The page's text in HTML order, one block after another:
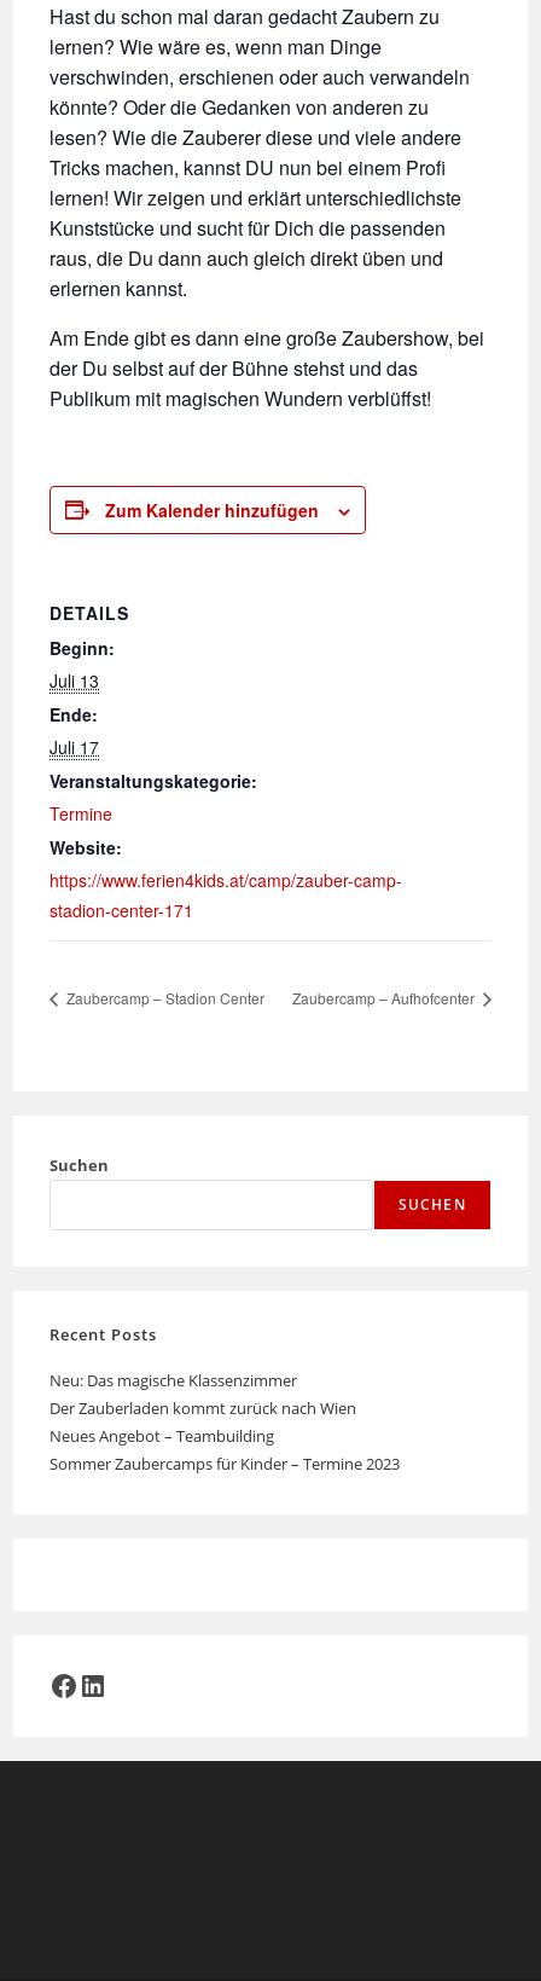
Hast du schon mal daran gedacht Zaubern zu
lernen? Wie wäre es, wenn man Dinge
verschwinden, erschienen oder auch verwandeln
könnte? Oder die Gedanken von anderen zu
lesen? Wie die Zauberer diese und viele andere
Tricks machen, kannst DU nun bei einem Profi
lernen! Wir zeigen und erklärt unterschiedlichste
Kunststücke und sucht für Dich die passenden
raus, die Du dann auch gleich direkt üben und
erlernen kannst.
Am Ende gibt es dann eine große Zaubershow, bei
der Du selbst auf der Bühne stehst und das
Publikum mit magischen Wundern verblüffst!
Zum Kalender hinzufügen
DETAILS
Beginn:
Juli 13
Ende:
Juli 17
Veranstaltungskategorie:
Termine
Website:
https://www.ferien4kids.at/camp/zauber-camp-
stadion-center-171
Zaubercamp – Stadion Center Zaubercamp – Aufhofcenter
Suchen
SUCHEN
Recent Posts
Neu: Das magische Klassenzimmer
Der Zauberladen kommt zurück nach Wien
Neues Angebot – Teambuilding
Sommer Zaubercamps für Kinder – Termine 2023
Facebook
LinkedIn